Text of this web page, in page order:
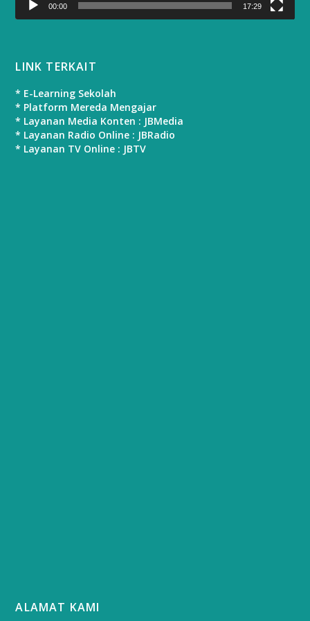
00:00 17:29
LINK TERKAIT
* E-Learning Sekolah
* Platform Mereda Mengajar
* Layanan Media Konten : JBMedia
* Layanan Radio Online : JBRadio
* Layanan TV Online : JBTV
ALAMAT KAMI